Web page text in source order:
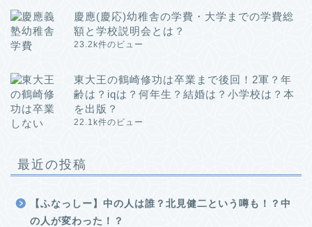
慶應(慶応)幼稚舎の学費・大学までの学費総
額と学校説明会とは？
23.2k件のビュー
東大王の鶴崎修功は卒業まで後回！2軍？年
齢は？iqは？何年生？結婚は？小学校は？本
を出版？
22.1k件のビュー
最近の投稿
【ふなっしー】中の人は誰？北見健二という噂も！？中
の人が変わった！？